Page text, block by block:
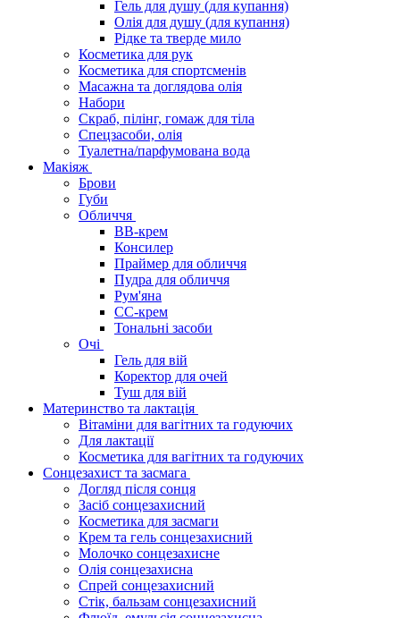
Гель для душу (для купання)
Олія для душу (для купання)
Рідке та тверде мило
Косметика для рук
Косметика для спортсменів
Масажна та доглядова олія
Набори
Скраб, пілінг, гомаж для тіла
Спецзасоби, олія
Туалетна/парфумована вода
Макіяж
Брови
Губи
Обличчя
BB-крем
Консилер
Праймер для обличчя
Пудра для обличчя
Рум'яна
СС-крем
Тональні засоби
Очі
Гель для вій
Коректор для очей
Туш для вій
Материнство та лактація
Вітаміни для вагітних та годуючих
Для лактації
Косметика для вагітних та годуючих
Сонцезахист та засмага
Догляд після сонця
Засіб сонцезахисний
Косметика для засмаги
Крем та гель сонцезахисний
Молочко сонцезахисне
Олія сонцезахисна
Спрей сонцезахисний
Стік, бальзам сонцезахисний